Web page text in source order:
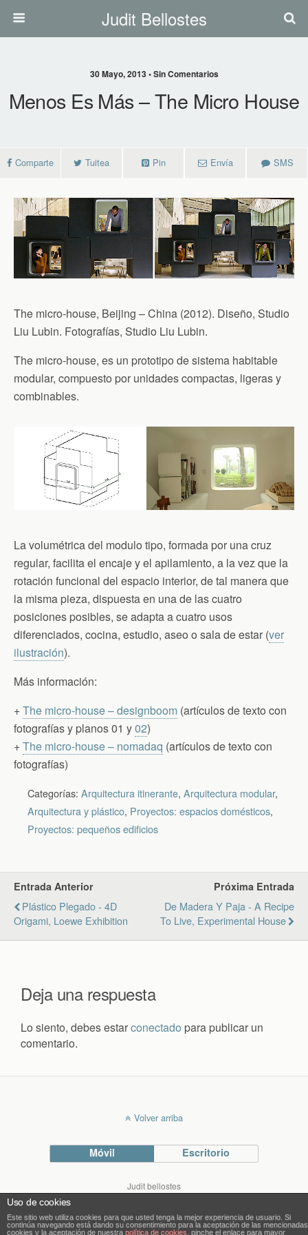
Judit Bellostes
30 Mayo, 2013 • Sin Comentarios
Menos Es Más – The Micro House
Comparte Tuitea Pin Envía SMS
The micro-house, Beijing – China (2012). Diseño, Studio
Liu Lubin. Fotografías, Studio Liu Lubin.
The micro-house, es un prototipo de sistema habitable
modular, compuesto por unidades compactas, ligeras y
combinables.
La volumétrica del modulo tipo, formada por una cruz
regular, facilita el encaje y el apilamiento, a la vez que la
rotación funcional del espacio interior, de tal manera que
la misma pieza, dispuesta en una de las cuatro
posiciones posibles, se adapta a cuatro usos
diferenciados, cocina, estudio, aseo o sala de estar (ver
ilustración).
Más información:
+The micro-house – designboom (artículos de texto con
fotografías y planos 01 y02)
+The micro-house – nomadaq (artículos de texto con
fotografías)
Categorías: Arquitectura itinerante, Arquitectura modular,
Arquitectura y plástico, Proyectos: espacios domésticos,
Proyectos: pequeños edificios
Entrada Anterior
Plástico Plegado - 4D
Origami, Loewe Exhibition
Próxima Entrada
De Madera Y Paja - A Recipe
To Live, Experimental House
Deja una respuesta
Lo siento, debes estarconectado para publicar un
comentario.
Volver arriba
Móvil Escritorio
Judit bellostes
Blog de arquitectura
Uso de cookies
Este sitio web utiliza cookies para que usted tenga la mejor experiencia de usuario. Si
continúa navegando está dando su consentimiento para la aceptación de las mencionadas
cookies y la aceptación de nuestra política de cookies , pinche el enlace para mayor